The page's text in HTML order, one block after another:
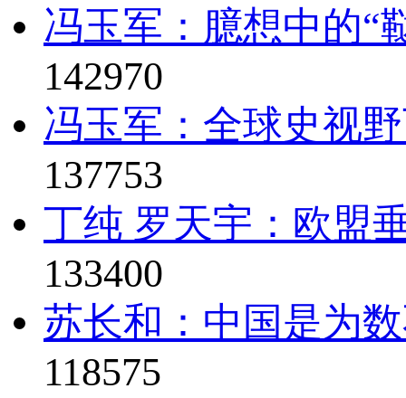
冯玉军：臆想中的“
142970
冯玉军：全球史视
137753
丁纯 罗天宇：欧盟
133400
苏长和：中国是为
118575